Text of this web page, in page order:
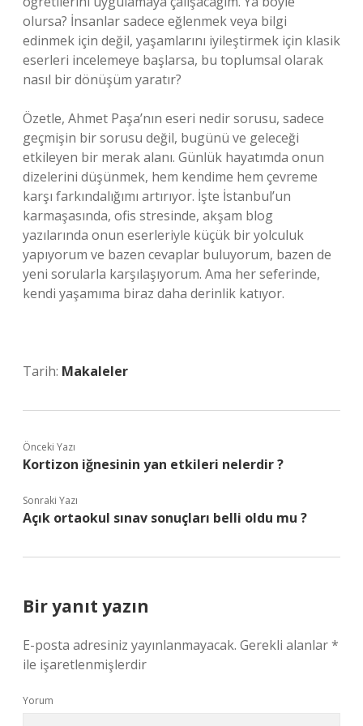
olursa? İnsanlar sadece eğlenmek veya bilgi
edinmek için değil, yaşamlarını iyileştirmek için klasik
eserleri incelemeye başlarsa, bu toplumsal olarak
nasıl bir dönüşüm yaratır?
Özetle, Ahmet Paşa’nın eseri nedir sorusu, sadece
geçmişin bir sorusu değil, bugünü ve geleceği
etkileyen bir merak alanı. Günlük hayatımda onun
dizelerini düşünmek, hem kendime hem çevreme
karşı farkındalığımı artırıyor. İşte İstanbul’un
karmaşasında, ofis stresinde, akşam blog
yazılarında onun eserleriyle küçük bir yolculuk
yapıyorum ve bazen cevaplar buluyorum, bazen de
yeni sorularla karşılaşıyorum. Ama her seferinde,
kendi yaşamıma biraz daha derinlik katıyor.
Tarih: Makaleler
Önceki Yazı
Kortizon iğnesinin yan etkileri nelerdir ?
Sonraki Yazı
Açık ortaokul sınav sonuçları belli oldu mu ?
Bir yanıt yazın
E-posta adresiniz yayınlanmayacak. Gerekli alanlar*
ile işaretlenmişlerdir
Yorum